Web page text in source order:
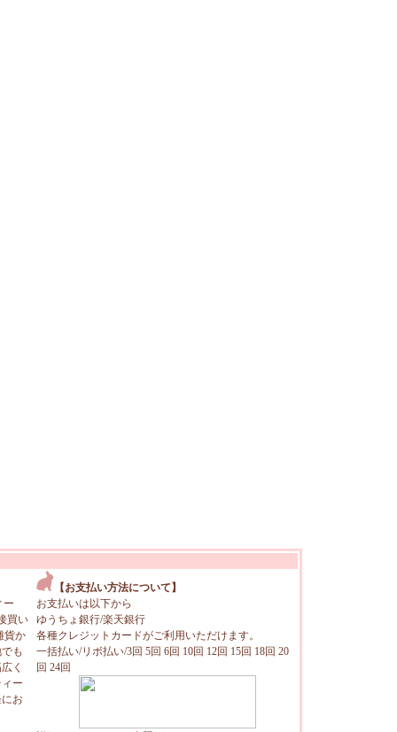
ー
買い
貨か
も
く
ー
お
【お支払い方法について】
お支払いは以下から
ゆうちょ銀行/楽天銀行
各種クレジットカードがご利用いただけます。
一括払い/リボ払い/3回 5回 6回 10回 12回 15回 18回 20
回 24回